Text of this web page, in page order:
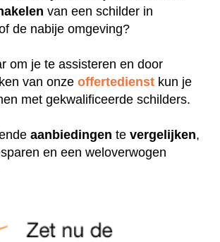
van een schilder in
de nabije omgeving?
om je te assisteren en door
van onze offertedienst kun je
met gekwalificeerde schilders.
aanbiedingen te vergelijken,
en een weloverwogen